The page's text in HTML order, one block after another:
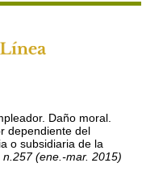
Daño moral.
dependiente del
o subsidiaria de la
(ene.-mar. 2015)